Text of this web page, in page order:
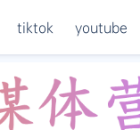
tiktok youtube